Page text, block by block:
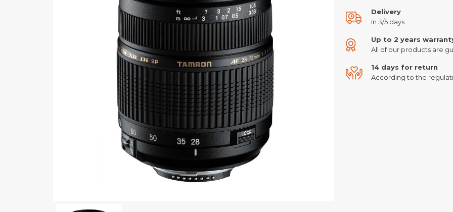
Delivery
In 3/5 days
Up to 2 years
All of our products are
14 days for return
According to the